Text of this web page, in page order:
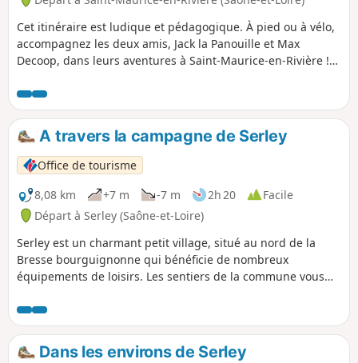
Cet itinéraire est ludique et pédagogique. À pied ou à vélo,
accompagnez les deux amis, Jack la Panouille et Max
Decoop, dans leurs aventures à Saint-Maurice-en-Rivière !
parler d’un trésor d’une grande richesse. Il paraîtrait que le
Graal se trouve dans le village. Voilà peut-être l’occasion
pour les deux épis de devenir riches et de prendre la clé
des champs pour de bon ! Mais nos deux aventuriers vont
avoir du pain sur la planche... Aidez-les sur leur parcours !
A travers la campagne de Serley
Office de tourisme
8,08 km
+7 m -7 m 2h 20
Facile
Départ à Serley (Saône-et-Loire)
Serley est un charmant petit village, situé au nord de la
Bresse bourguignonne qui bénéficie de nombreux
équipements de loisirs. Les sentiers de la commune vous
l'architecture bressane.
Dans les environs de Serley